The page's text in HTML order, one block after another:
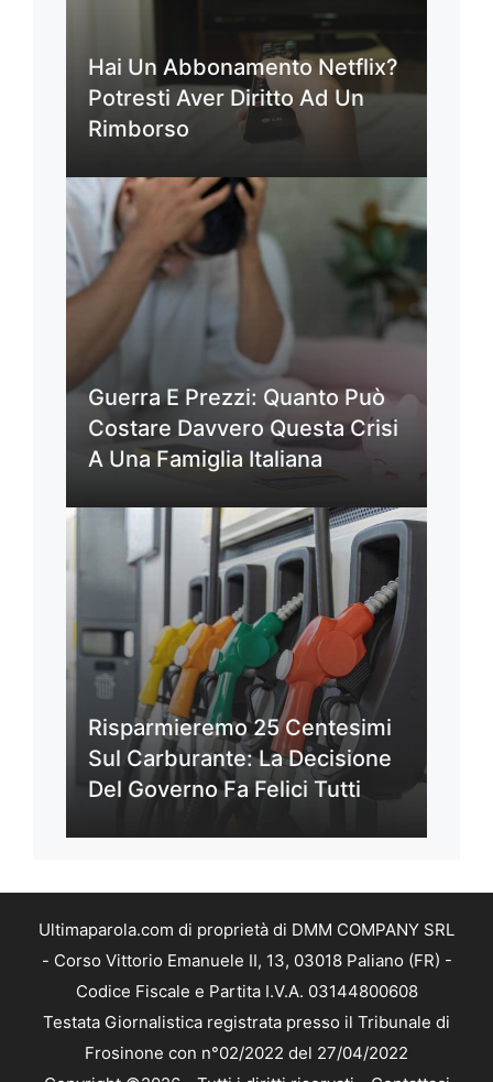
Hai Un Abbonamento Netflix?
Potresti Aver Diritto Ad Un
Rimborso
Guerra E Prezzi: Quanto Può
Costare Davvero Questa Crisi
A Una Famiglia Italiana
Risparmieremo 25 Centesimi
Sul Carburante: La Decisione
Del Governo Fa Felici Tutti
Ultimaparola.com di proprietà di DMM COMPANY SRL
- Corso Vittorio Emanuele II, 13, 03018 Paliano (FR) -
Codice Fiscale e Partita I.V.A. 03144800608
Testata Giornalistica registrata presso il Tribunale di
Frosinone con n°02/2022 del 27/04/2022